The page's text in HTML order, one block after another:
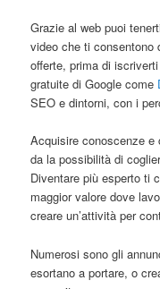
Grazie al web puoi
video che ti consentono
offerte, prima di
gratuite di Google come
SEO e dintorni, con i
Acquisire conoscenze
da la possibilità di
Diventare più esperto ti
maggior valore dove
creare un’attività per
Numerosi sono gli
esortano a portare, o